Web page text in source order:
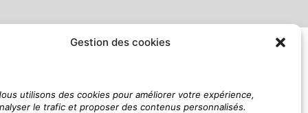
Gestion des cookies
utilisons des cookies pour améliorer votre expérience,
le trafic et proposer des contenus personnalisés.